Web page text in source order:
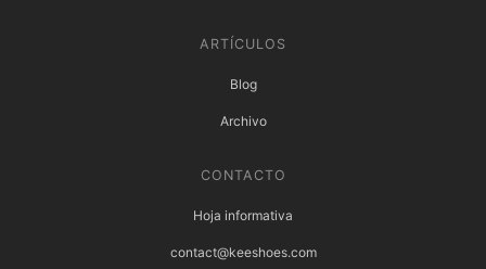
ARTÍCULOS
Blog
Archivo
CONTACTO
Hoja informativa
contact@keeshoes.com